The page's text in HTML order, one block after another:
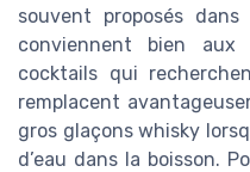
souvent proposés
conviennent bien
cocktails qui
remplacent
gros glaçons whisky
d’eau dans la boisson.